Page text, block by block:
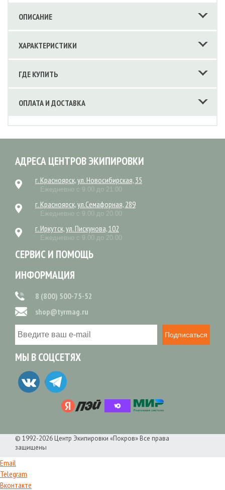
ОПИСАНИЕ
ХАРАКТЕРИСТИКИ
ГДЕ КУПИТЬ
ОПЛАТА И ДОСТАВКА
АДРЕСА ЦЕНТРОВ ЭКИПИРОВКИ
г. Красноярск, ул. Новосибирская, 35
Ежедневно с 9.00 до 21.00
г. Красноярск, ул.Семафорная, 289
Ежедневно с 9.00 до 20.00
г. Иркутск, ул. Пискунова, 102
Ежедневно с 9.00 до 20.00
СЕРВИС И ПОМОЩЬ
ИНФОРМАЦИЯ
8 (800) 500-75-52
shop@tyrmag.ru
Подписаться
МЫ В СОЦСЕТЯХ
© 1992-2026 Центр Экипировки «Покров» Все права
защищены
Email
Telegram
Вконтакте